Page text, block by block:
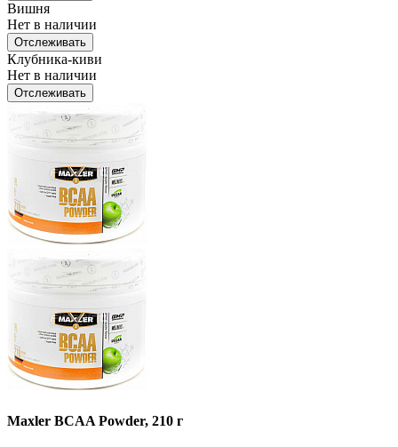
Вишня
Нет в наличии
Отслеживать
Клубника-киви
Нет в наличии
Отслеживать
Maxler BCAA Powder, 210 г